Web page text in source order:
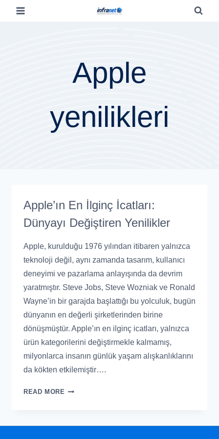
Apple
yenilikleri
Apple’ın En İlginç İcatları:
Dünyayı Değiştiren Yenilikler
Apple, kurulduğu 1976 yılından itibaren yalnızca
teknoloji değil, aynı zamanda tasarım, kullanıcı
deneyimi ve pazarlama anlayışında da devrim
yaratmıştır. Steve Jobs, Steve Wozniak ve Ronald
Wayne’in bir garajda başlattığı bu yolculuk, bugün
dünyanın en değerli şirketlerinden birine
dönüşmüştür. Apple’ın en ilginç icatları, yalnızca
ürün kategorilerini değiştirmekle kalmamış,
milyonlarca insanın günlük yaşam alışkanlıklarını
da kökten etkilemiştir….
READ MORE